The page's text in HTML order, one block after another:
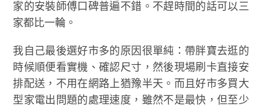
家的安裝師傅口碑普遍不錯。不趕時間的話可以三
家都比一輪。
我自己最後選好市多的原因很單純：帶胖寶去逛的
時候順便看實機、確認尺寸，然後現場刷卡直接安
排配送，不用在網路上猶豫半天。而且好市多買大
型家電出問題的處理速度，雖然不是最快，但至少